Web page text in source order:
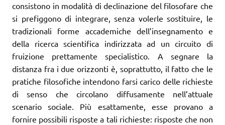
consistono in modalità di declinazione del filosofare che
si prefiggono di integrare, senza volerle sostituire, le
tradizionali forme accademiche dell’insegnamento e
della ricerca scientifica indirizzata ad un circuito di
fruizione prettamente specialistico. A segnare la
distanza fra i due orizzonti è, soprattutto, il fatto che le
pratiche filosofiche intendono farsi carico delle richieste
di senso che circolano diffusamente nell’attuale
scenario sociale. Più esattamente, esse provano a
fornire possibili risposte a tali richieste: risposte che non